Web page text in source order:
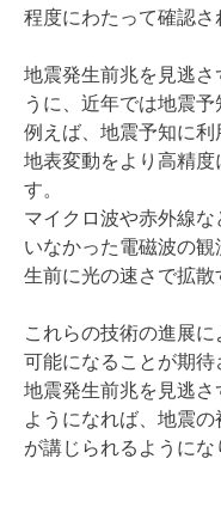
程度にわたって確認さ
地震発生前兆を見逃
うに、近年では地震予
例えば、地震予知に利
地表変動をより高精度
す。
マイクロ波や赤外線
いなかった電磁波の
生前に光の速さで拡散
これらの技術の進展
可能になることが期待
地震発生前兆を見逃
ようになれば、地震
が講じられるようにな